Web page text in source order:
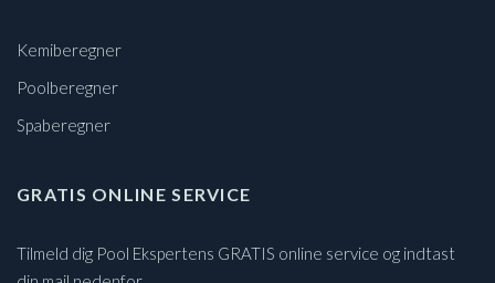
Kemiberegner
Poolberegner
Spaberegner
GRATIS ONLINE SERVICE
Tilmeld dig Pool Ekspertens GRATIS online service og indtast